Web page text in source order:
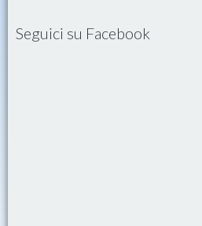
Seguici su Facebook